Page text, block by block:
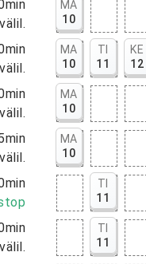
välil.
MA
10
välil.
MA
10
TI
11
KE
12
välil.
MA
10
välil.
MA
10
TI
11
välil.
TI
11